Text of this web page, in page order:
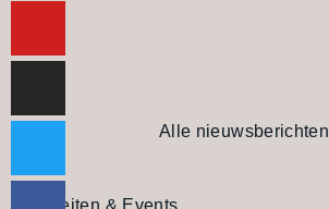
Alle nieuwsberichten
Activiteiten & Events